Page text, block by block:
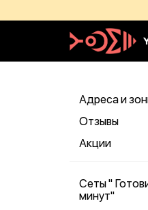
Адреса и
Отзывы
Акции
Сеты "
минут"